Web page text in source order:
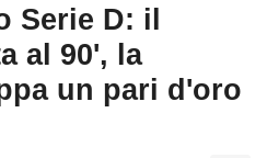
Serie D: il
al 90', la
un pari d'oro